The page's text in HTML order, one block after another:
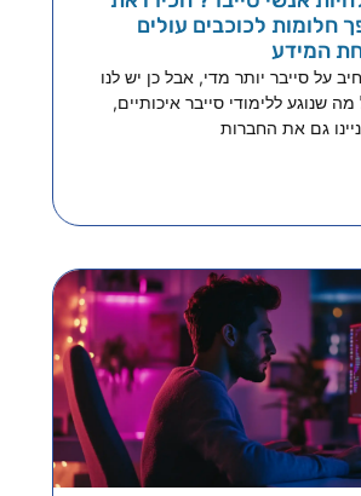
חלומות לכוכבים עולים
המידע
על סייבר יותר מדי, אבל כן יש לנו
שנוגע ללימודי סייבר איכותיים,
גם את החברות